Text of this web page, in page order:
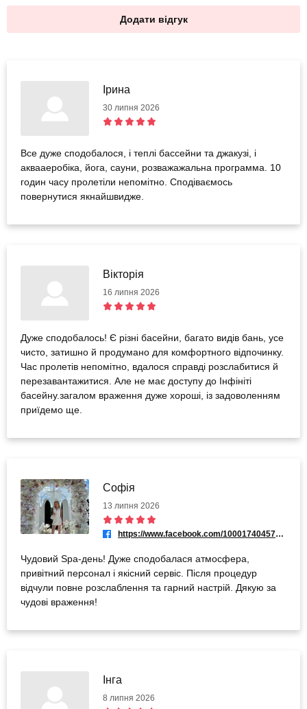
Додати відгук
Iрина
30 липня 2026
Все дуже сподобалося, і теплі бассейни та джакузі, і
аквааеробіка, йога, сауни, розважажальна программа. 10
годин часу пролетіли непомітно. Сподіваємось
повернутися якнайшвидже.
Вікторія
16 липня 2026
Дуже сподобалось! Є різні басейни, багато видів бань, усе
чисто, затишно й продумано для комфортного відпочинку.
Час пролетів непомітно, вдалося справді розслабитися й
перезавантажитися. Але не має доступу до Інфініті
басейну.загалом враження дуже хороші, із задоволенням
приїдемо ще.
Софія
13 липня 2026
https://www.facebook.com/100017404572737
Чудовий Spa-день! Дуже сподобалася атмосфера,
привітний персонал і якісний сервіс. Після процедур
відчули повне розслаблення та гарний настрій. Дякую за
чудові враження!
Інга
8 липня 2026